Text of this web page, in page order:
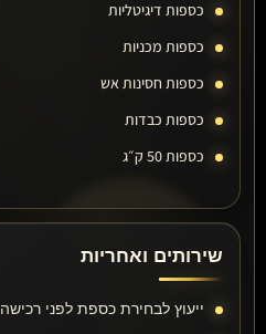
כספות דיגיטליות
כספות מכניות
כספות חסינות אש
כספות כבדות
כספות 50 ק״ג
שירותים ואחריות
ייעוץ לבחירת כספת לפני רכישה